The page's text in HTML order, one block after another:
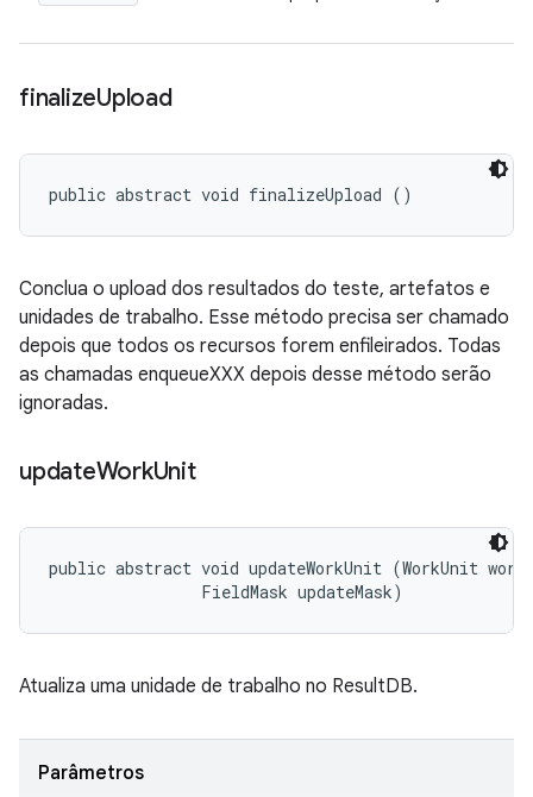
finalizeUpload
public abstract void finalizeUpload ()
Conclua o upload dos resultados do teste, artefatos e
unidades de trabalho. Esse método precisa ser chamado
depois que todos os recursos forem enfileirados. Todas
as chamadas enqueueXXX depois desse método serão
ignoradas.
updateWorkUnit
public abstract void updateWorkUnit (WorkUnit
                FieldMask updateMask)
Atualiza uma unidade de trabalho no ResultDB.
Parâmetros